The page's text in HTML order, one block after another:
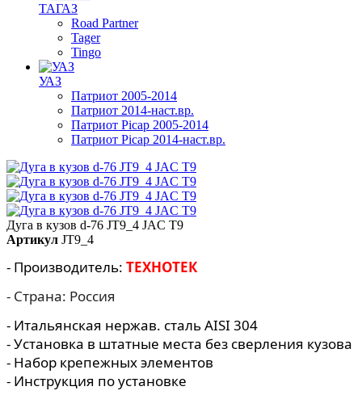
ТАГАЗ
Road Partner
Tager
Tingo
УАЗ
Патриот 2005-2014
Патриот 2014-наст.вр.
Патриот Picap 2005-2014
Патриот Picap 2014-наст.вр.
Дуга в кузов d-76 JT9_4 JAC T9
Артикул JT9_4
- Производитель: ТЕХНОТЕК
- Страна: Россия
- Итальянская нержав. сталь AISI 304
- Установка в штатные места без сверления кузова
- Набор крепежных элементов
- Инструкция по установке